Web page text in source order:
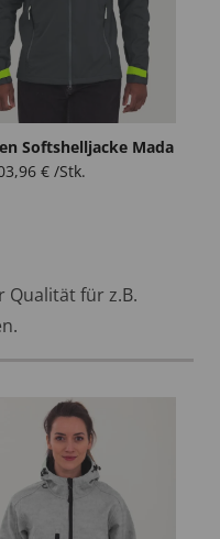
Softshelljacke Mada
€ /Stk.
Qualität für z.B.